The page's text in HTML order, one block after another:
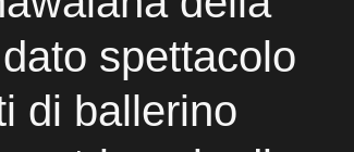
spettacolo
di ballerino